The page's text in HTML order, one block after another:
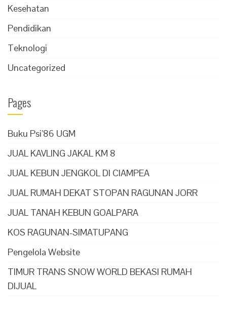
Kesehatan
Pendidikan
Teknologi
Uncategorized
Pages
Buku Psi’86 UGM
JUAL KAVLING JAKAL KM 8
JUAL KEBUN JENGKOL DI CIAMPEA
JUAL RUMAH DEKAT STOPAN RAGUNAN JORR
JUAL TANAH KEBUN GOALPARA
KOS RAGUNAN-SIMATUPANG
Pengelola Website
TIMUR TRANS SNOW WORLD BEKASI RUMAH
DIJUAL